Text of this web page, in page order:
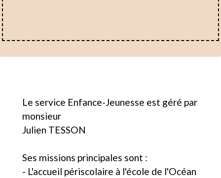
Le service Enfance-Jeunesse est géré par
monsieur
Julien TESSON
Ses missions principales sont :
- L'accueil périscolaire à l'école de l'Océan